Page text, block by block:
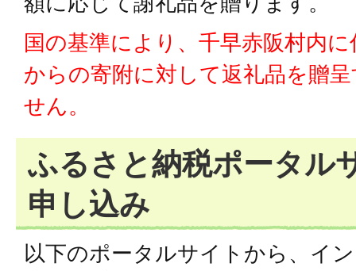
国の基準により、千早赤阪村内
からの寄附に対して返礼品を贈
せん。
ふるさと納税ポータル
申し込み
以下のポータルサイトから、イ